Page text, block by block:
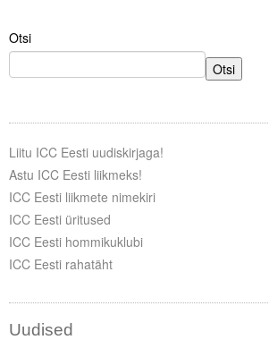
Otsi
Otsi
Liitu ICC Eesti uudiskirjaga!
Astu ICC Eesti liikmeks!
ICC Eesti liikmete nimekiri
ICC Eesti üritused
ICC Eesti hommikuklubi
ICC Eesti rahatäht
Uudised